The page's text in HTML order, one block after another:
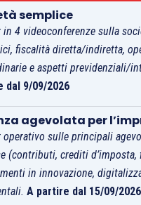
semplice
in 4 videoconferenze sulla
fiscalità diretta/indiretta,
e aspetti previdenziali/
dal 9/09/2026
agevolata per
operativo sulle principali
(contributi, crediti
in innovazione,
A partire dal 15/09/2026